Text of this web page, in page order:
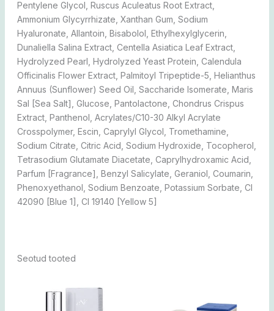
Pentylene Glycol, Ruscus Aculeatus Root Extract,
Ammonium Glycyrrhizate, Xanthan Gum, Sodium
Hyaluronate, Allantoin, Bisabolol, Ethylhexylglycerin,
Dunaliella Salina Extract, Centella Asiatica Leaf Extract,
Hydrolyzed Pearl, Hydrolyzed Yeast Protein, Calendula
Officinalis Flower Extract, Palmitoyl Tripeptide-5, Helianthus
Annuus (Sunflower) Seed Oil, Saccharide Isomerate, Maris
Sal [Sea Salt], Glucose, Pantolactone, Chondrus Crispus
Extract, Panthenol, Acrylates/C10-30 Alkyl Acrylate
Crosspolymer, Escin, Caprylyl Glycol, Tromethamine,
Sodium Citrate, Citric Acid, Sodium Hydroxide, Tocopherol,
Tetrasodium Glutamate Diacetate, Caprylhydroxamic Acid,
Parfum [Fragrance], Benzyl Salicylate, Geraniol, Coumarin,
Phenoxyethanol, Sodium Benzoate, Potassium Sorbate, CI
42090 [Blue 1], CI 19140 [Yellow 5]
Seotud tooted